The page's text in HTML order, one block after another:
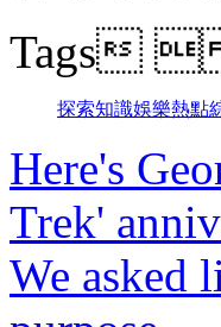
Tags 
探索知識娛樂熱點
Here's
Trek'
We asked